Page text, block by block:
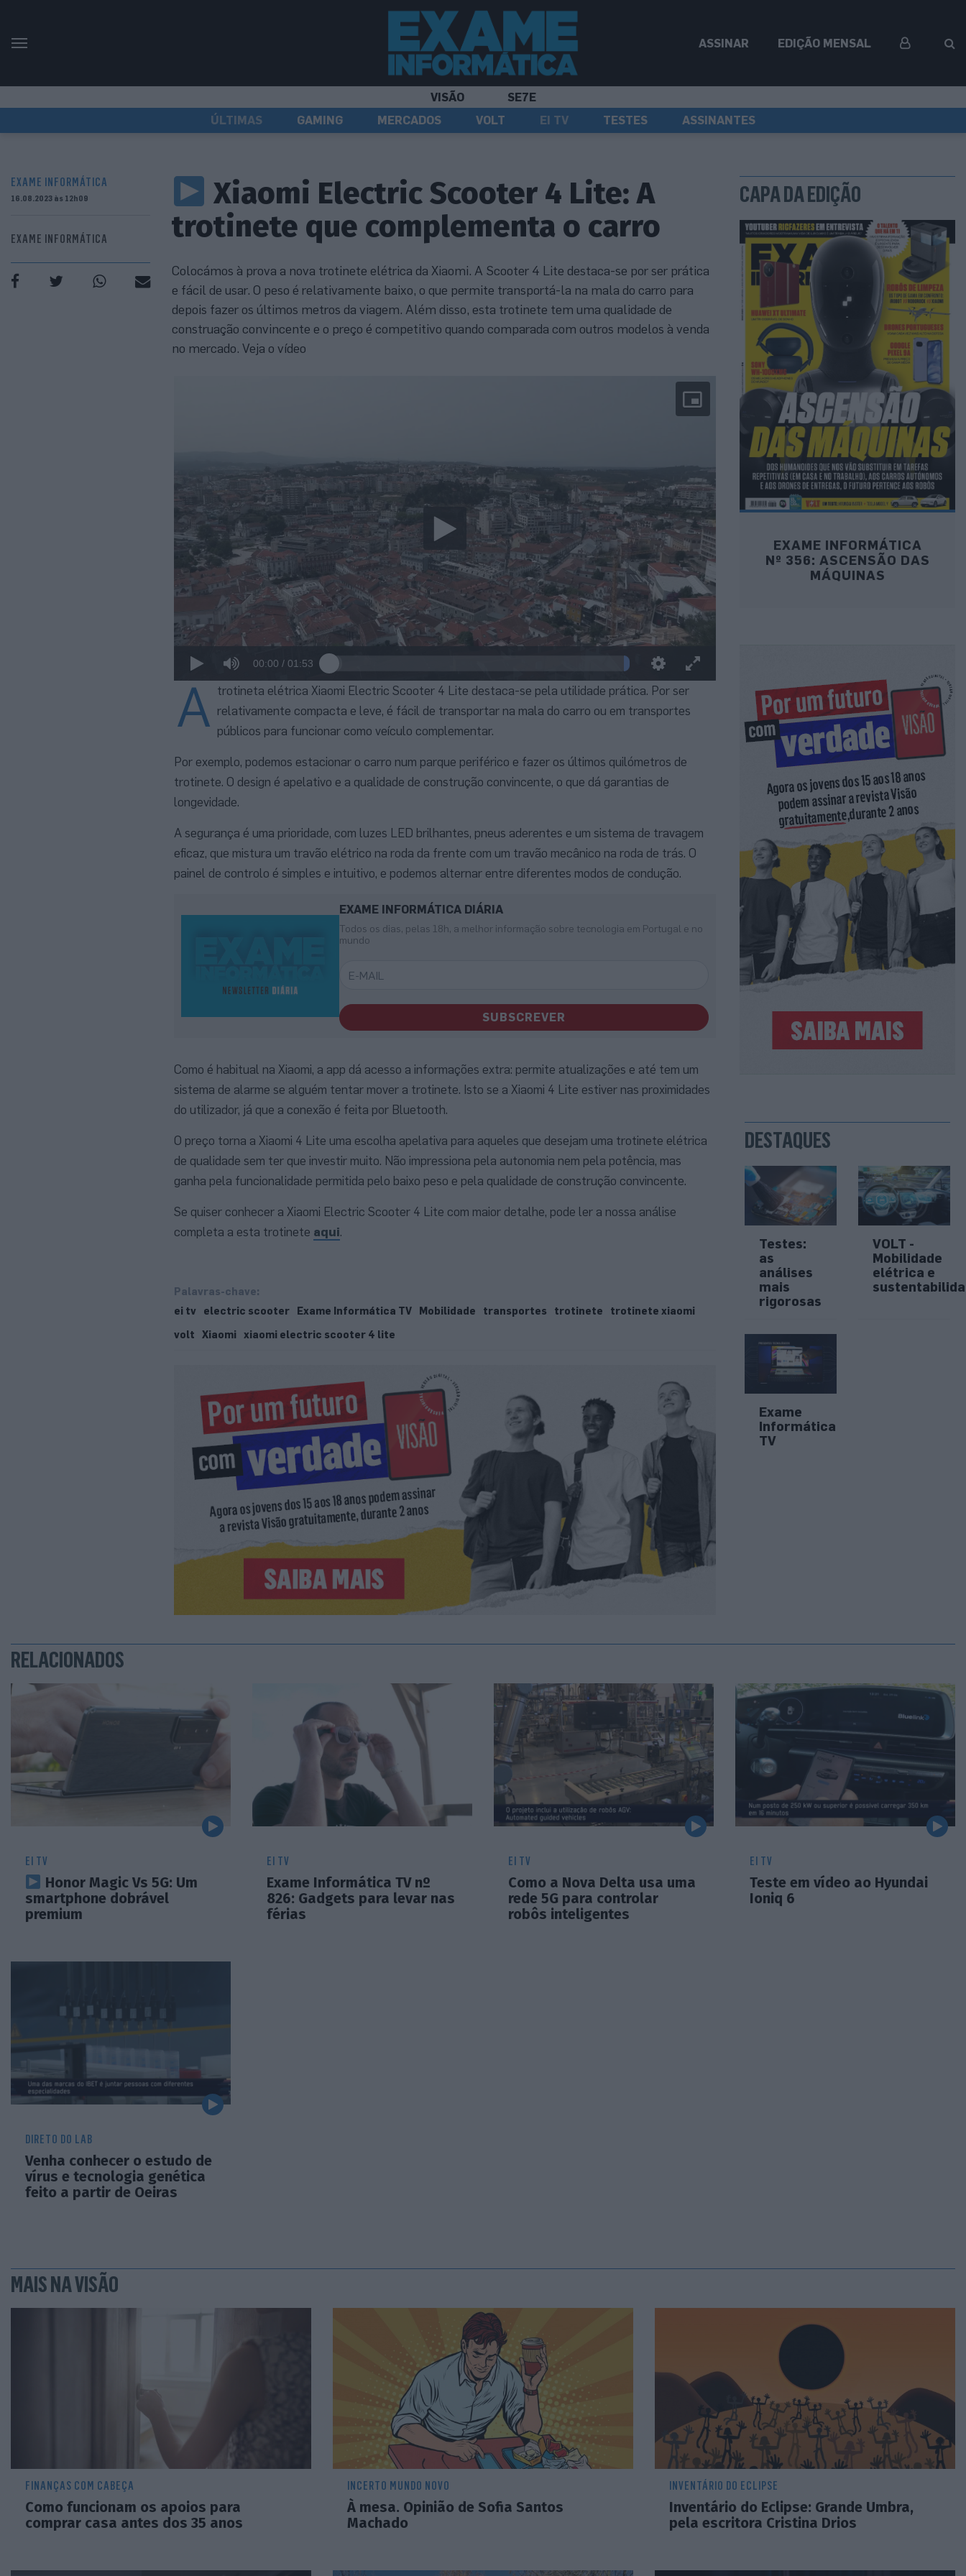
ASSINAR EDIÇÃO MENSAL
VISÃO
SE7E
ÚLTIMAS
GAMING MERCADOS VOLT EI TV TESTES ASSINANTES
EXAME INFORMÁTICA
16.08.2023 às 12h09
EXAME INFORMÁTICA
Xiaomi Electric Scooter 4 Lite: A
trotinete que complementa o carro
Colocámos à prova a nova trotinete elétrica da Xiaomi. A Scooter 4 Lite destaca-se por ser prática
e fácil de usar. O peso é relativamente baixo, o que permite transportá-la na mala do carro para
depois fazer os últimos metros da viagem. Além disso, esta trotinete tem uma qualidade de
construação convincente e o preço é competitivo quando comparada com outros modelos à venda
no mercado. Veja o vídeo
00:00 / 01:53
A trotineta elétrica Xiaomi Electric Scooter 4 Lite destaca-se pela utilidade prática. Por ser
relativamente compacta e leve, é fácil de transportar na mala do carro ou em transportes
públicos para funcionar como veículo complementar.
Por exemplo, podemos estacionar o carro num parque periférico e fazer os últimos quilómetros de
trotinete. O design é apelativo e a qualidade de construção convincente, o que dá garantias de
longevidade.
A segurança é uma prioridade, com luzes LED brilhantes, pneus aderentes e um sistema de travagem
eficaz, que mistura um travão elétrico na roda da frente com um travão mecânico na roda de trás. O
painel de controlo é simples e intuitivo, e podemos alternar entre diferentes modos de condução.
EXAME INFORMÁTICA DIÁRIA
Todos os dias, pelas 18h, a melhor informação sobre tecnologia em Portugal e no
mundo
SUBSCREVER
Como é habitual na Xiaomi, a app dá acesso a informações extra: permite atualizações e até tem um
sistema de alarme se alguém tentar mover a trotinete. Isto se a Xiaomi 4 Lite estiver nas proximidades
do utilizador, já que a conexão é feita por Bluetooth.
O preço torna a Xiaomi 4 Lite uma escolha apelativa para aqueles que desejam uma trotinete elétrica
de qualidade sem ter que investir muito. Não impressiona pela autonomia nem pela potência, mas
ganha pela funcionalidade permitida pelo baixo peso e pela qualidade de construção convincente.
Se quiser conhecer a Xiaomi Electric Scooter 4 Lite com maior detalhe, pode ler a nossa análise
completa a esta trotinete aqui.
Palavras-chave:
ei tv
electric scooter Exame Informática TV Mobilidade transportes trotinete
trotinete xiaomi
volt
Xiaomi xiaomi electric scooter 4 lite
CAPA DA EDIÇÃO
EXAME INFORMÁTICA
Nº 356: ASCENSÃO DAS
MÁQUINAS
DESTAQUES
Testes:
as
análises
mais
rigorosas
VOLT -
Mobilidade
elétrica e
Exame
Informática
TV
RELACIONADOS
EI TV
Honor Magic Vs 5G: Um
smartphone dobrável
premium
EI TV
Exame Informática TV nº
826: Gadgets para levar nas
férias
EI TV
Como a Nova Delta usa uma
rede 5G para controlar
robôs inteligentes
EI TV
Teste em vídeo ao Hyundai
Ioniq 6
DIRETO DO LAB
Venha conhecer o estudo de
vírus e tecnologia genética
feito a partir de Oeiras
MAIS NA VISÃO
FINANÇAS COM CABEÇA
Como funcionam os apoios para
comprar casa antes dos 35 anos
INCERTO MUNDO NOVO
À mesa. Opinião de Sofia Santos
Machado
INVENTÁRIO DO ECLIPSE
Inventário do Eclipse: Grande Umbra,
pela escritora Cristina Drios